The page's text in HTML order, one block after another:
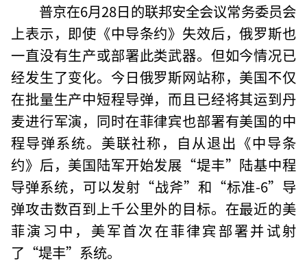
普京在6月28日的联邦安全会议常务委员会
上表示，即使《中导条约》失效后，俄罗斯也
一直没有生产或部署此类武器。但如今情况已
经发生了变化。今日俄罗斯网站称，美国不仅
在批量生产中短程导弹，而且已经将其运到丹
麦进行军演，同时在菲律宾也部署有美国的中
程导弹系统。美联社称，自从退出《中导条
约》后，美国陆军开始发展“堤丰”陆基中程
导弹系统，可以发射“战斧”和“标准-6”导
弹攻击数百到上千公里外的目标。在最近的美
菲演习中，美军首次在菲律宾部署并试射
了“堤丰”系统。